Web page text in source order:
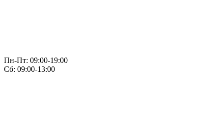
Пн-Пт: 09:00-19:00
Сб: 09:00-13:00